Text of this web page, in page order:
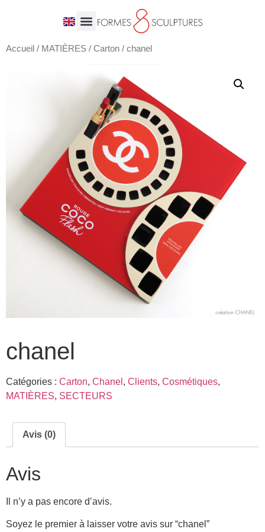
Accueil / MATIÈRES / Carton / chanel
chanel
Catégories : Carton, Chanel , Clients, Cosmétiques,
MATIÈRES, SECTEURS
Avis (0)
Avis
Il n’y a pas encore d’avis.
Soyez le premier à laisser votre avis sur “chanel”